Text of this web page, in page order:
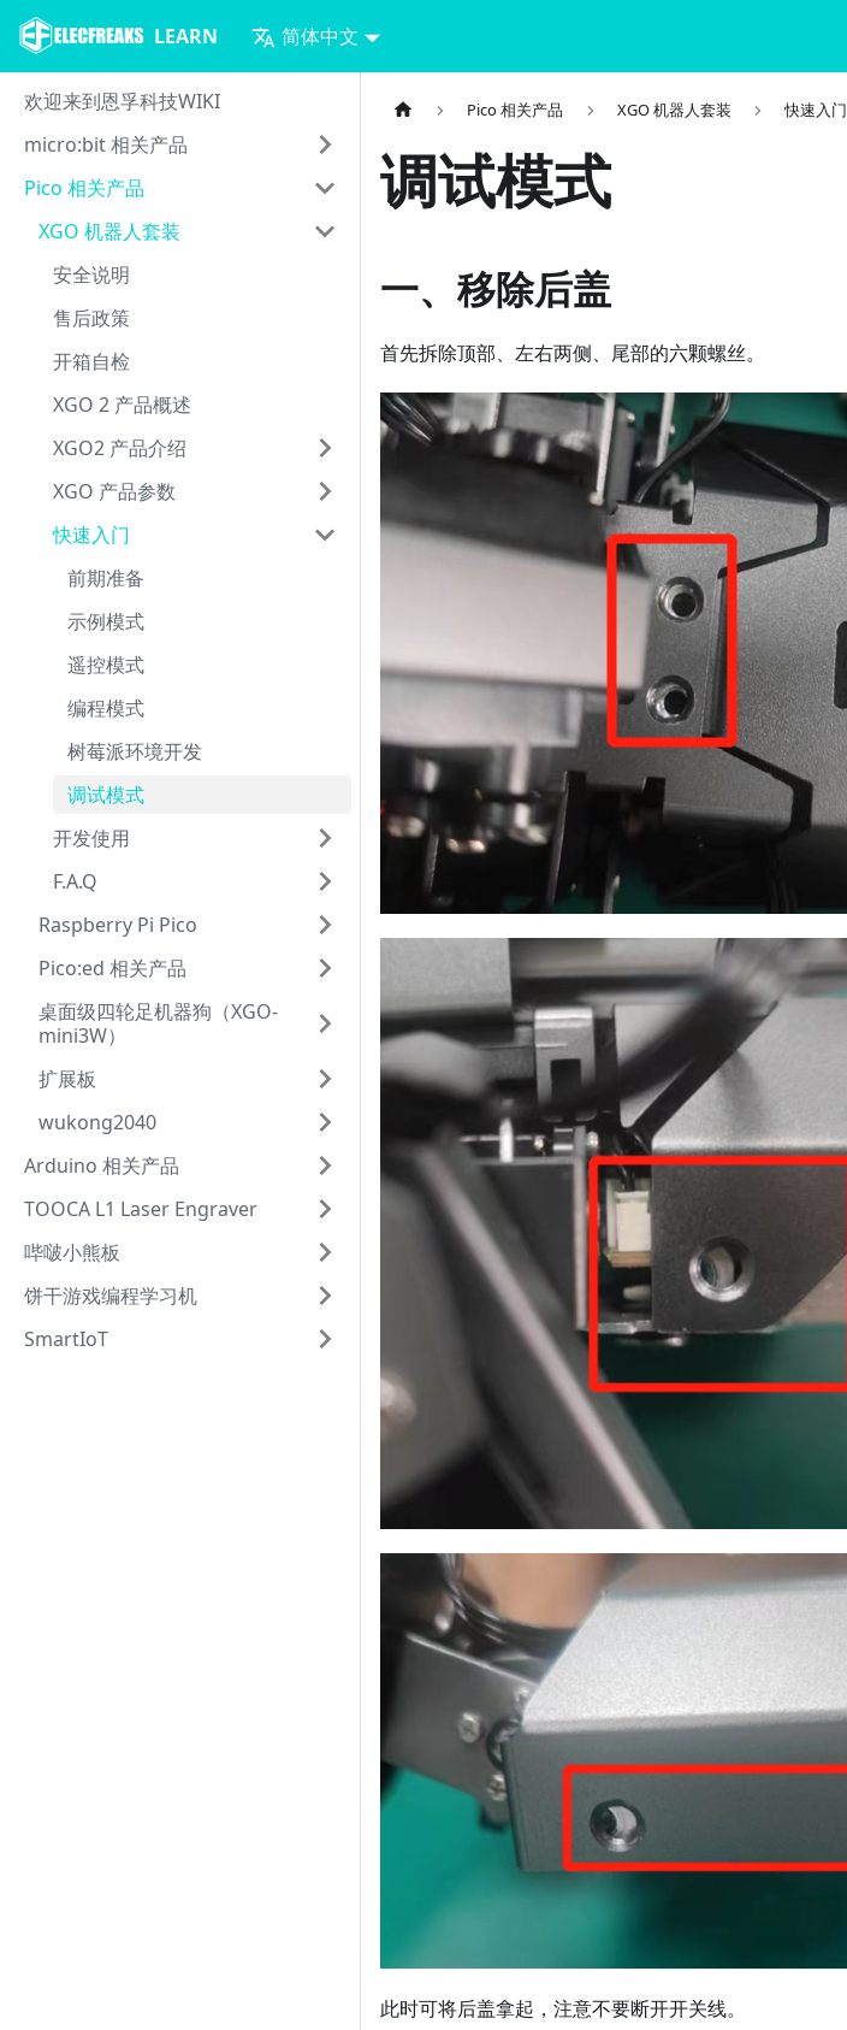
LEARN 简体中文
欢迎来到恩孚科技WIKI
micro:bit 相关产品
Pico 相关产品
XGO 机器人套装
安全说明
售后政策
开箱自检
XGO 2 产品概述
XGO2 产品介绍
XGO 产品参数
快速入门
前期准备
示例模式
遥控模式
编程模式
树莓派环境开发
调试模式
开发使用
F.A.Q
Raspberry Pi Pico
Pico:ed 相关产品
桌面级四轮足机器狗（XGO-
mini3W）
扩展板
wukong2040
Arduino 相关产品
TOOCA L1 Laser Engraver
哔啵小熊板
饼干游戏编程学习机
SmartIoT
Pico 相关产品 XGO 机器人套装 快速入门
调试模式
一、移除后盖
首先拆除顶部、左右两侧、尾部的六颗螺丝。
此时可将后盖拿起，注意不要断开开关线。